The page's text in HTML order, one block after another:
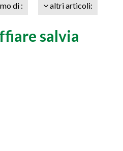
di : altri articoli:
salvia